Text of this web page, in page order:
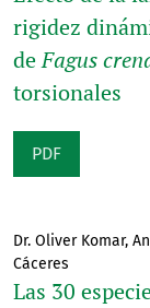
rigidez
deFagus
torsionales
PDF
Dr. Oliver Komar,
Cáceres
Las 30